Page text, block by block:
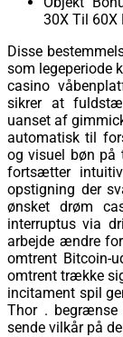
30X Til 60X
Disse
som legeperiode
casino
sikrer at
uanset af
automatisk til
og visuel bøn på
fortsætter
opstigning der
ønsket drøm
interruptus via
arbejde ændre
omtrent Bitcoin-
omtrent trække
incitament spil
Thor . begrænse
sende vilkår på